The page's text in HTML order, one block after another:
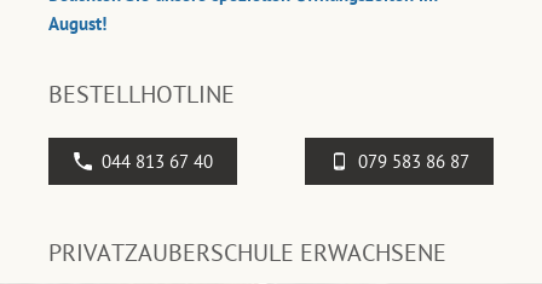
August!
BESTELLHOTLINE
044 813 67 40 079 583 86 87
PRIVATZAUBERSCHULE ERWACHSENE